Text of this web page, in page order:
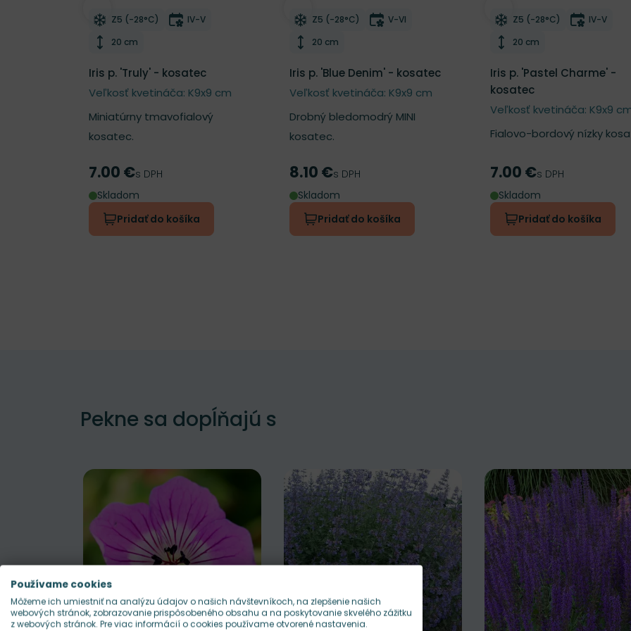
Odober do zoznamu želaní
Mrazuvzdornosť
Z5 (-28°C) Doba kvitnutia
IV-V
Výška rastliny
20 cm
Iris p. 'Truly' - kosatec
Veľkosť kvetináča: K9x9 cm
Miniatúrny tmavofialový
kosatec.
Cena
7.00 €s DPH
Skladom
Pridať do košíka
Odober do zoznamu želaní
Mrazuvzdornosť
Z5 (-28°C) Doba kvitnutia
V-VI
Výška rastliny
20 cm
Iris p. 'Blue Denim' - kosatec
Veľkosť kvetináča: K9x9 cm
Drobný bledomodrý MINI
kosatec.
Cena
8.10 €s DPH
Skladom
Pridať do košíka
Odober do zoznamu želaní
Mrazuvzdornosť
Z5 (-28°C) Doba
IV-V
Výška rastliny
20 cm
Iris p. 'Pastel Charme' -
kosatec
Veľkosť kvetináča: K9x9
Fialovo-bordový nízky
Cena
7.00 €s DPH
Skladom
Pridať do košíka
Pekne sa dopĺňajú s
Používame cookies
Môžeme ich umiestniť na analýzu údajov o našich návštevníkoch, na zlepšenie našich
webových stránok, zobrazovanie prispôsobeného obsahu a na poskytovanie skvelého zážitku
z webových stránok. Pre viac informácií o cookies používame otvorené nastavenia.